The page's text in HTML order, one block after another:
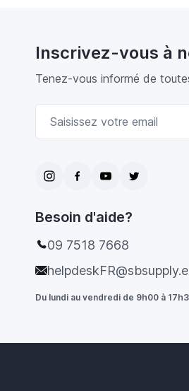
Inscrivez-vous à
Tenez-vous informé de
Besoin d'aide?
09 7518 7668
Du lundi au vendredi de 9h00 à